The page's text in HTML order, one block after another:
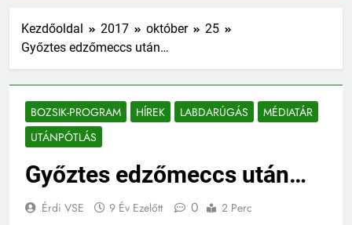
Kezdőoldal 2017 október
25
Győztes edzőmeccs után…
BOZSIK-PROGRAM HÍREK LABDARÚGÁS
MÉDIATÁR
UTÁNPÓTLÁS
Győztes edzőmeccs után…
Érdi VSE 9 Év Ezelőtt 0 2 Perc